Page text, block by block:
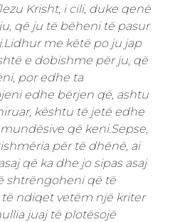
Krisht, i cili, duke qenë
që ju të bëheni të pasur
me këtë po ju jap
e dobishme për ju, që
por edhe ta
edhe bërjen që, ashtu
kështu të jetë edhe
që keni.Sepse,
për të dhënë, ai
që ka dhe jo sipas asaj
shtrëngoheni që të
ndiqet vetëm një kriter
juaj të plotësojë